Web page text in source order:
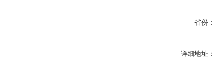
省份：
详细地址：